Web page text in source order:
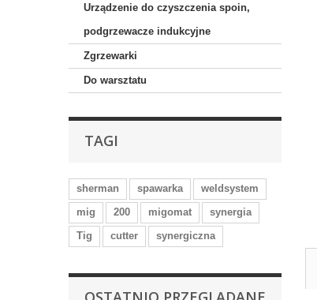
Urządzenie do czyszczenia spoin,
podgrzewacze indukcyjne
Zgrzewarki
Do warsztatu
TAGI
sherman spawarka
weldsystem
mig
200 migomat
synergia
Tig
cutter synergiczna